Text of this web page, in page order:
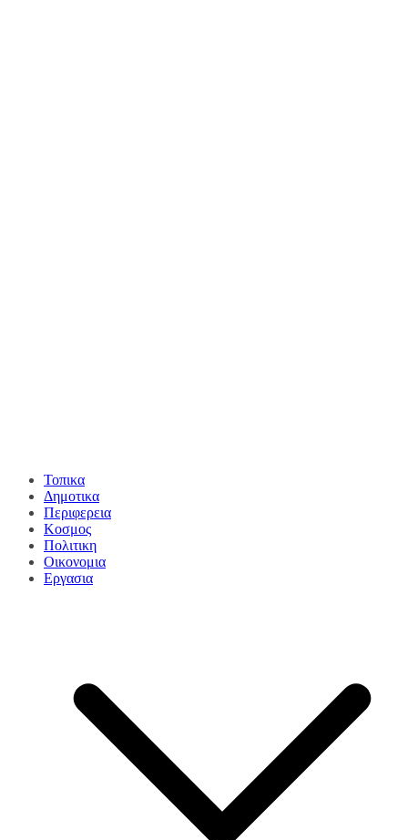
Τοπικα
Δημοτικα
Περιφερεια
Κοσμος
Πολιτικη
Οικονομια
Εργασια